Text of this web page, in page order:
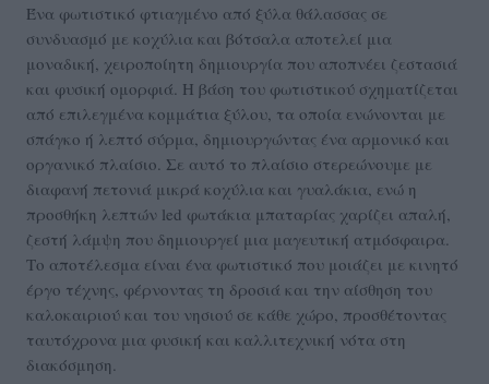
Ένα φωτιστικό φτιαγμένο από ξύλα θάλασσας σε
συνδυασμό με κοχύλια και βότσαλα αποτελεί μια
μοναδική, χειροποίητη δημιουργία που αποπνέει ζεστασιά
και φυσική ομορφιά. Η βάση του φωτιστικού σχηματίζεται
από επιλεγμένα κομμάτια ξύλου, τα οποία ενώνονται με
σπάγκο ή λεπτό σύρμα, δημιουργώντας ένα αρμονικό και
οργανικό πλαίσιο. Σε αυτό το πλαίσιο στερεώνουμε με
διαφανή πετονιά μικρά κοχύλια και γυαλάκια, ενώ η
προσθήκη λεπτών led φωτάκια μπαταρίας χαρίζει απαλή,
ζεστή λάμψη που δημιουργεί μια μαγευτική ατμόσφαιρα.
Το αποτέλεσμα είναι ένα φωτιστικό που μοιάζει με κινητό
έργο τέχνης, φέρνοντας τη δροσιά και την αίσθηση του
καλοκαιριού και του νησιού σε κάθε χώρο, προσθέτοντας
ταυτόχρονα μια φυσική και καλλιτεχνική νότα στη
διακόσμηση.